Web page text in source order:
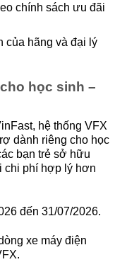
chính sách ưu đãi
của hãng và đại lý
học sinh –
hệ thống VFX
dành riêng cho học
bạn trẻ sở hữu
chi phí hợp lý hơn
đến 31/07/2026.
xe máy điện